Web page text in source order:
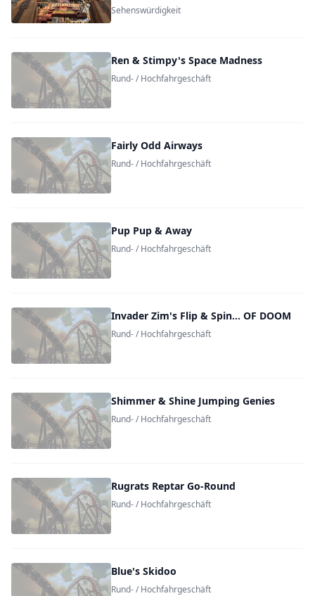
Sehenswürdigkeit
Ren & Stimpy's Space Madness
Rund- / Hochfahrgeschäft
Fairly Odd Airways
Rund- / Hochfahrgeschäft
Pup Pup & Away
Rund- / Hochfahrgeschäft
Invader Zim's Flip & Spin... OF DOOM
Rund- / Hochfahrgeschäft
Shimmer & Shine Jumping Genies
Rund- / Hochfahrgeschäft
Rugrats Reptar Go-Round
Rund- / Hochfahrgeschäft
Blue's Skidoo
Rund- / Hochfahrgeschäft